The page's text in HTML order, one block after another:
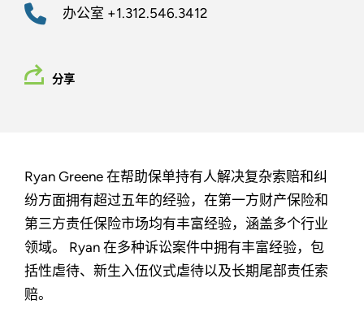
办公室 +1.312.546.3412
分享
Ryan Greene 在帮助保单持有人解决复杂索赔和纠
纷方面拥有超过五年的经验，在第一方财产保险和
第三方责任保险市场均有丰富经验，涵盖多个行业
领域。 Ryan 在多种诉讼案件中拥有丰富经验，包
括性虐待、新生入伍仪式虐待以及长期尾部责任索
赔。